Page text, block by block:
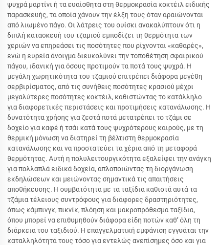
ψυχρά μαρτίνι ή τα ευαίσθητα στη θερμοκρασία κοκτέιλ ειδικής
παρασκευής, τα οποία χάνουν την έλξη τους όταν αραιώνονται
από λιωμένο πάγο. Οι λάτρεις του ουίσκι ανακαλύπτουν ότι η
διπλή κατασκευή του τζαμιού εμποδίζει τη θερμότητα των
χεριών να επηρεάσει τις ποσότητες που ρίχνονται «καθαρές»,
ενώ η ευρεία άνοιγμα διευκολύνει την τοποθέτηση σφαιρικού
πάγου, ιδανική για όσους προτιμούν τα ποτά τους ψυχρά. Η
μεγάλη χωρητικότητα του τζαμιού επιτρέπει διάφορα μεγέθη
σερβιρίσματος, από τις συνήθεις ποσότητες κρασιού μέχρι
μεγαλύτερες ποσότητες κοκτέιλ, καθιστώντας το κατάλληλο
για διαφορετικές περιστάσεις και προτιμήσεις κατανάλωσης. Η
δυνατότητα χρήσης για ζεστά ποτά μετατρέπει το τζάμι σε
δοχείο για καφέ ή τσάι κατά τους ψυχρότερους καιρούς, με τη
θερμική μόνωση να διατηρεί τη βέλτιστη θερμοκρασία
κατανάλωσης και να προστατεύει τα χέρια από τη μεταφορά
θερμότητας. Αυτή η πολυλειτουργικότητα εξαλείφει την ανάγκη
για πολλαπλά ειδικά δοχεία, απλοποιώντας τη διοργάνωση
εκδηλώσεων και μειώνοντας σημαντικά τις απαιτήσεις
αποθήκευσης. Η συμβατότητα με τα ταξίδια καθιστά αυτά τα
τζάμια τέλειους συντρόφους για διάφορες δραστηριότητες,
όπως κάμπινγκ, πικνίκ, πλόηση και μακροπρόθεσμα ταξίδια,
όπου μπορεί να επιθυμηθούν διάφορα είδη ποτών καθ’ όλη τη
διάρκεια του ταξιδιού. Η επαγγελματική εμφάνιση εγγυάται την
καταλληλότητά τους τόσο για εντελώς ανεπίσημες όσο και για